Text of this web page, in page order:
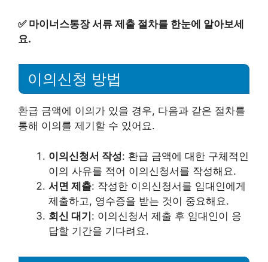
✅ 마이너스통장 서류 제출 절차를 한눈에 알아보세
요.
이의신청 방법
환급 금액에 이의가 있을 경우, 다음과 같은 절차를
통해 이의를 제기할 수 있어요.
이의신청서 작성: 환급 금액에 대한 구체적인
이의 사유를 적어 이의신청서를 작성해요.
서면 제출: 작성한 이의신청서를 임대인에게
제출하고, 영수증을 받는 것이 중요해요.
회신 대기: 이의신청서 제출 후 임대인이 응
답할 기간을 기다려요.